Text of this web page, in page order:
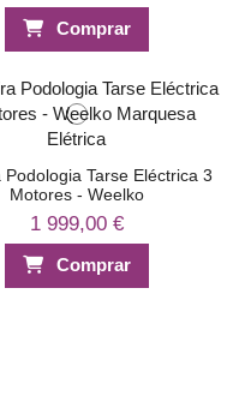
Comprar
Podologia Tarse Eléctrica 3
Motores - Weelko
1 999,00 €
Comprar